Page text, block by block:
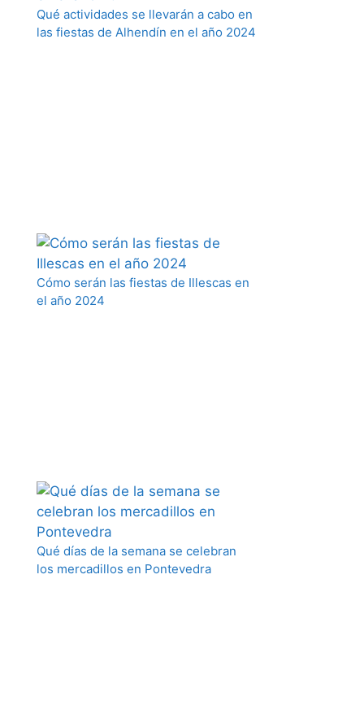
Qué actividades se llevarán a cabo en
las fiestas de Alhendín en el año 2024
Cómo serán las fiestas de Illescas en
el año 2024
Qué días de la semana se celebran
los mercadillos en Pontevedra